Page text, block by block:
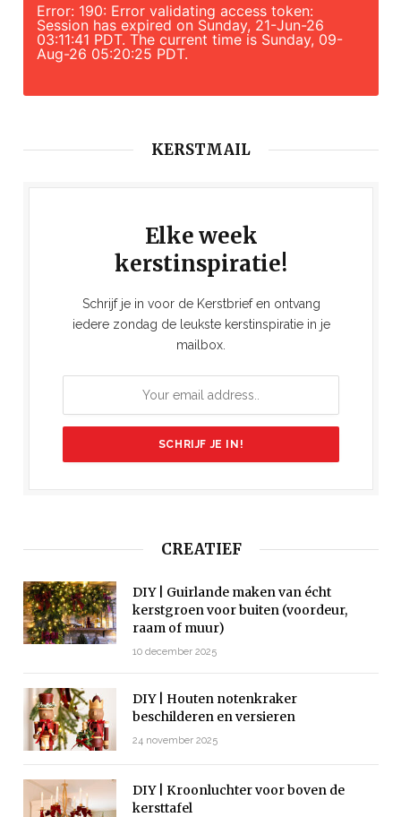
Error: 190: Error validating access token:
Session has expired on Sunday, 21-Jun-26
03:11:41 PDT. The current time is Sunday, 09-
Aug-26 05:20:25 PDT.
KERSTMAIL
Elke week
kerstinspiratie!
Schrijf je in voor de Kerstbrief en ontvang
iedere zondag de leukste kerstinspiratie in je
mailbox.
CREATIEF
DIY | Guirlande maken van écht
kerstgroen voor buiten (voordeur,
raam of muur)
10 december 2025
DIY | Houten notenkraker
beschilderen en versieren
24 november 2025
DIY | Kroonluchter voor boven de
kersttafel